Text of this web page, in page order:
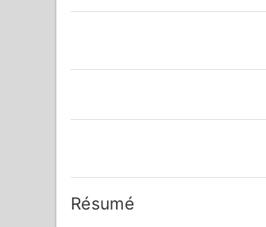
Résumé